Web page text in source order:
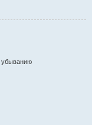
убыванию